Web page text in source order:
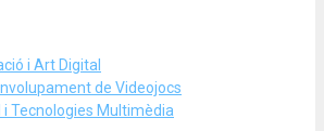
i Art Digital
de Videojocs
i Tecnologies Multimèdia